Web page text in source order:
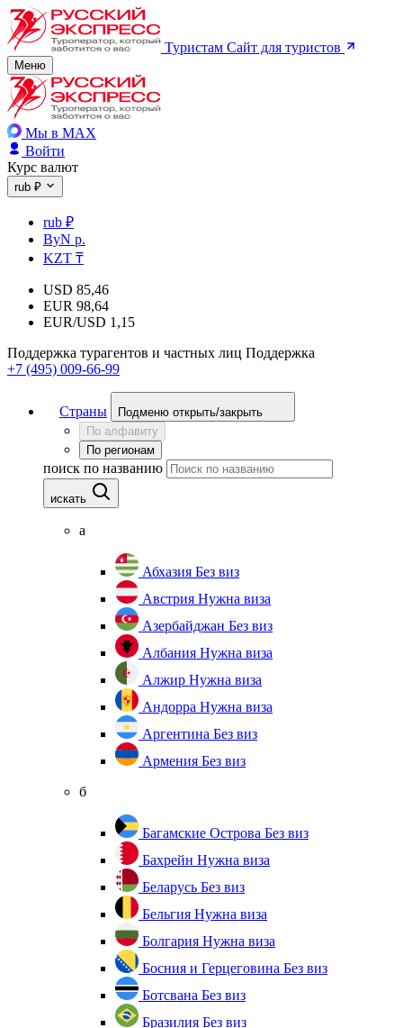
Туристам Сайт для туристов
Меню
Мы в MAX
Войти
Курс валют
rub ₽
rub ₽
ByN р.
KZT ₸
USD 85,46
EUR 98,64
EUR/USD 1,15
Поддержка турагентов и частных лиц Поддержка
+7 (495) 009-66-99
Страны
Подменю открыть/закрыть
По алфавиту
По регионам
поиск по названию
искать
а
Абхазия Без виз
Австрия Нужна виза
Азербайджан Без виз
Албания Нужна виза
Алжир Нужна виза
Андорра Нужна виза
Аргентина Без виз
Армения Без виз
б
Багамские Острова Без виз
Бахрейн Нужна виза
Беларусь Без виз
Бельгия Нужна виза
Болгария Нужна виза
Босния и Герцеговина Без виз
Ботсвана Без виз
Бразилия Без виз